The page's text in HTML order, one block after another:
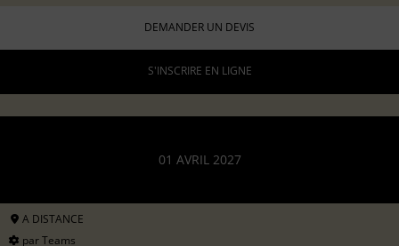
DEMANDER UN DEVIS
S'INSCRIRE EN LIGNE
01 AVRIL 2027
A DISTANCE
par Teams